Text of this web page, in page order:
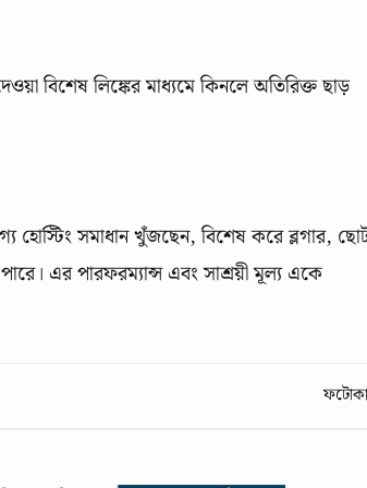
বিশেষ লিঙ্কের মাধ্যমে কিনলে অতিরিক্ত ছাড়
হোস্টিং সমাধান খুঁজছেন, বিশেষ করে ব্লগার,
এর পারফরম্যান্স এবং সাশ্রয়ী মূল্য একে